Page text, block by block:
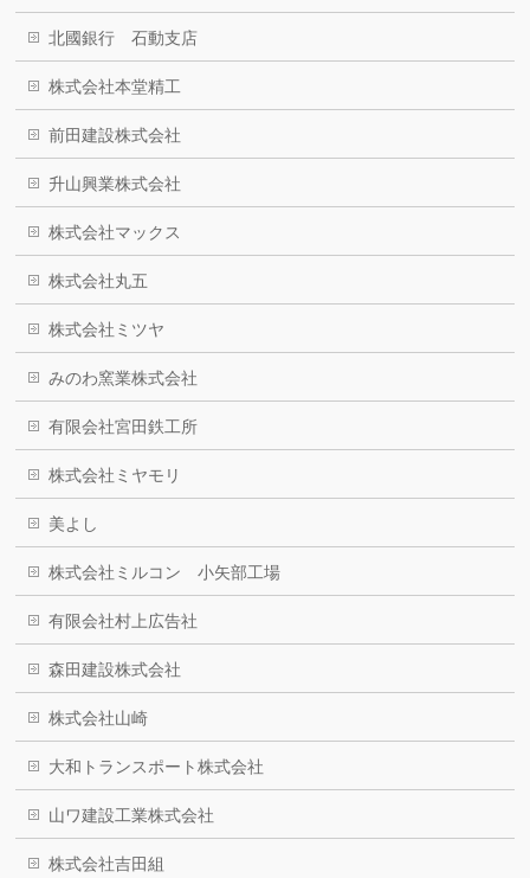
北國銀行 石動支店
株式会社本堂精工
前田建設株式会社
升山興業株式会社
株式会社マックス
株式会社丸五
株式会社ミツヤ
みのわ窯業株式会社
有限会社宮田鉄工所
株式会社ミヤモリ
美よし
株式会社ミルコン 小矢部工場
有限会社村上広告社
森田建設株式会社
株式会社山崎
大和トランスポート株式会社
山ワ建設工業株式会社
株式会社吉田組